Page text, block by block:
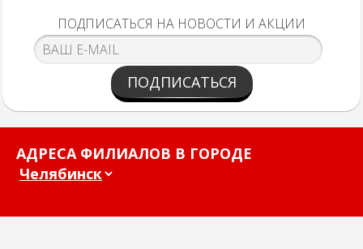
ПОДПИСАТЬСЯ НА НОВОСТИ И АКЦИИ
ПОДПИСАТЬСЯ
АДРЕСА ФИЛИАЛОВ В ГОРОДЕ